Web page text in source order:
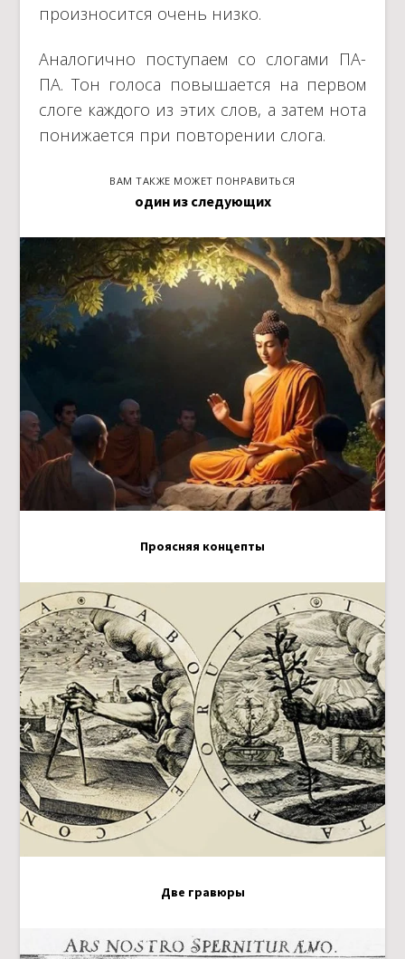
произносится очень низко.
Аналогично поступаем со слогами ПА-
ПА. Тон голоса повышается на первом
слоге каждого из этих слов, а затем нота
понижается при повторении слога.
ВАМ ТАКЖЕ МОЖЕТ ПОНРАВИТЬСЯ
один из следующих
Проясняя концепты
Две гравюры